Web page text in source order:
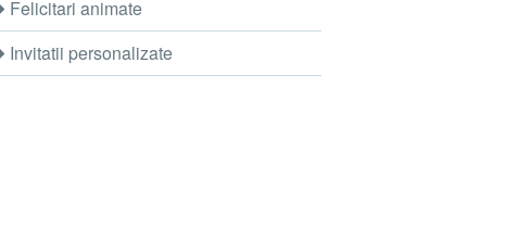
Felicitari animate
Invitatii personalizate